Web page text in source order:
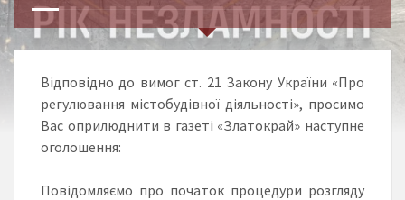
Відповідно до вимог ст. 21 Закону України «Про
регулювання містобудівної діяльності», просимо
Вас оприлюднити в газеті «Златокрай» наступне
оголошення:
Повідомляємо про початок процедури розгляду